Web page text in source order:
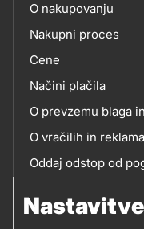
eshop
O nakupovanju
Nakupni proces
Cene
Načini plačila
O prevzemu blaga
O vračilih in
Oddaj odstop od
(OEEO)